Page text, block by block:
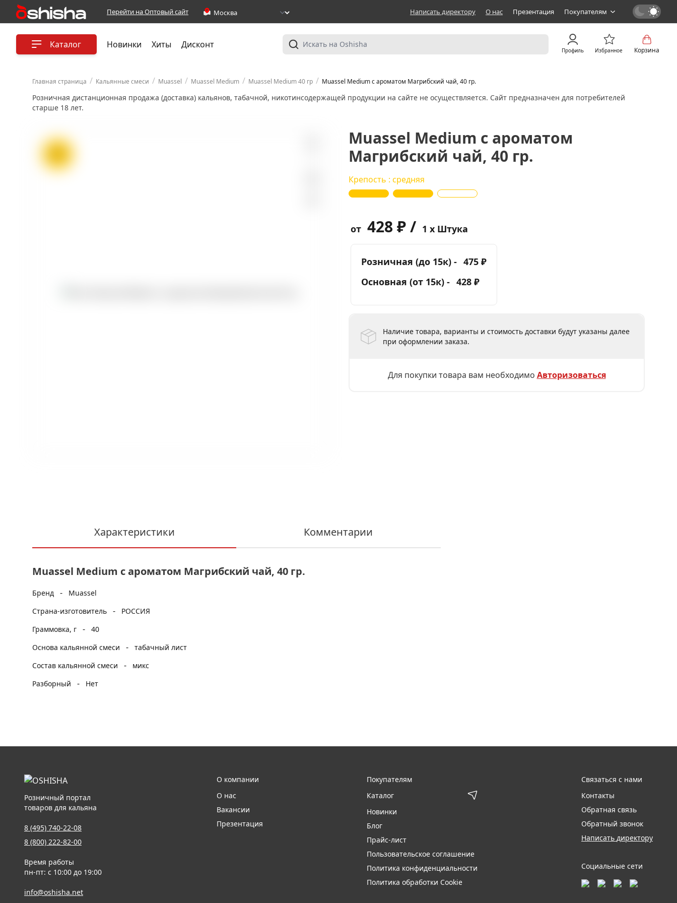
Перейти на Оптовый сайт Написать директору О нас Презентация Покупателям
Каталог Новинки Хиты Дисконт
Профиль Избранное Корзина
Главная страница / Кальянные смеси / Muassel / Muassel Medium / Muassel Medium 40 гр / Muassel Medium с ароматом Магрибский чай, 40 гр.
Розничная дистанционная продажа (доставка) кальянов, табачной, никотинсодержащей продукции на сайте не осуществляется. Сайт предназначен для потребителей
старше 18 лет.
Muassel Medium с ароматом
Магрибский чай, 40 гр.
Крепость : средняя
от 428 ₽ / 1 x Штука
Розничная (до 15к) - 475 ₽
Основная (от 15к) - 428 ₽
Наличие товара, варианты и стоимость доставки будут указаны далее
при оформлении заказа.
Для покупки товара вам необходимо Авторизоваться
Характеристики Комментарии
Muassel Medium с ароматом Магрибский чай, 40 гр.
Бренд -
Muassel
Страна-изготовитель
-
РОССИЯ
Граммовка, г
- 40
Основа кальянной смеси
- табачный лист
Состав кальянной смеси
-
микс
Разборный
- Нет
Розничный портал
товаров для кальяна
8 (495) 740-22-08
8 (800) 222-82-00
Время работы
пн-пт: с 10:00 до 19:00
info@oshisha.net
О компании
О нас
Вакансии
Презентация
Покупателям
Каталог
Новинки
Блог
Прайс-лист
Пользовательское соглашение
Политика конфиденциальности
Политика обработки Cookie
Связаться с нами
Контакты
Обратная связь
Обратный звонок
Написать директору
Социальные сети